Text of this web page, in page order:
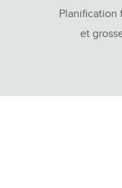
Planification
et